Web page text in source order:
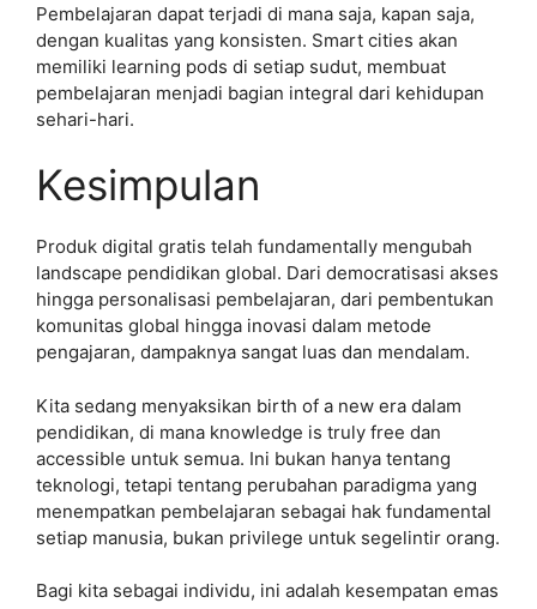
Pembelajaran dapat terjadi di mana saja, kapan saja,
dengan kualitas yang konsisten. Smart cities akan
memiliki learning pods di setiap sudut, membuat
pembelajaran menjadi bagian integral dari kehidupan
sehari-hari.
Kesimpulan
Produk digital gratis telah fundamentally mengubah
landscape pendidikan global. Dari democratisasi akses
hingga personalisasi pembelajaran, dari pembentukan
komunitas global hingga inovasi dalam metode
pengajaran, dampaknya sangat luas dan mendalam.
Kita sedang menyaksikan birth of a new era dalam
pendidikan, di mana knowledge is truly free dan
accessible untuk semua. Ini bukan hanya tentang
teknologi, tetapi tentang perubahan paradigma yang
menempatkan pembelajaran sebagai hak fundamental
setiap manusia, bukan privilege untuk segelintir orang.
Bagi kita sebagai individu, ini adalah kesempatan emas